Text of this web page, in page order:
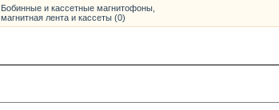
Бобинные и кассетные магнитофоны,
магнитная лента и кассеты (0)